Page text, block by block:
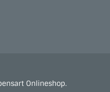
Onlineshop.